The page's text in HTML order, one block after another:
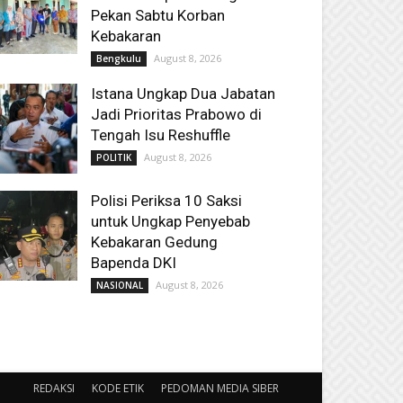
Pekan Sabtu Korban
Kebakaran
Bengkulu August 8, 2026
Istana Ungkap Dua Jabatan
Jadi Prioritas Prabowo di
Tengah Isu Reshuffle
POLITIK August 8, 2026
Polisi Periksa 10 Saksi
untuk Ungkap Penyebab
Kebakaran Gedung
Bapenda DKI
NASIONAL August 8, 2026
REDAKSI KODE ETIK PEDOMAN MEDIA SIBER